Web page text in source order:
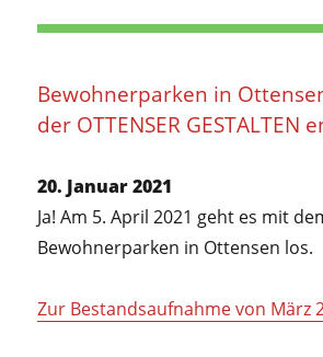
Bewohnerparken in
der OTTENSER GESTALTEN
20. Januar 2021
Ja! Am 5. April 2021 geht es mit
Bewohnerparken in Ottensen los.
Zur Bestandsaufnahme von März